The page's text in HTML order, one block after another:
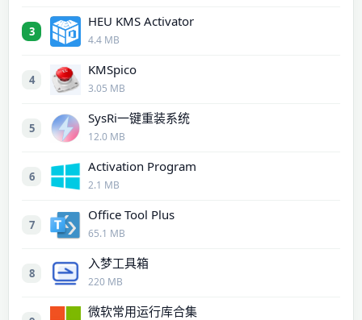
3
HEU KMS Activator
4.4 MB
4
KMSpico
3.05 MB
5
SysRi一键重装系统
12.0 MB
6
Activation Program
2.1 MB
7
Office Tool Plus
65.1 MB
8
入梦工具箱
220 MB
微软常用运行库合集